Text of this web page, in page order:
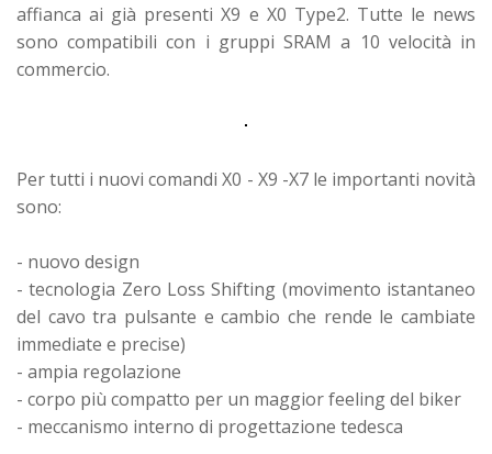
affianca ai già presenti X9 e X0 Type2. Tutte le news
sono compatibili con i gruppi SRAM a 10 velocità in
commercio.
Per tutti i nuovi comandi X0 - X9 -X7 le importanti novità
sono:
- nuovo design
- tecnologia Zero Loss Shifting (movimento istantaneo
del cavo tra pulsante e cambio che rende le cambiate
immediate e precise)
- ampia regolazione
- corpo più compatto per un maggior feeling del biker
- meccanismo interno di progettazione tedesca